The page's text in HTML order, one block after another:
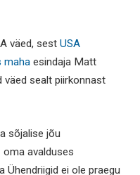
väed, sest USA
maha esindaja Matt
väed sealt piirkonnast
sõjalise jõu
oma avalduses
Ühendriigid ei ole praegu